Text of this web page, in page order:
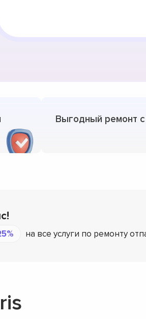
Выгодный ремонт с
на все услуги по ремонту